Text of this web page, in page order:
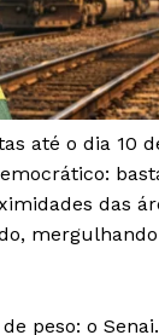
até o dia 10
das
peso: o